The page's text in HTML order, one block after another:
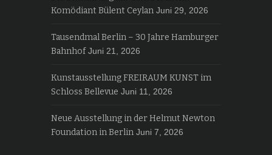
Komödiant Bülent Ceylan Juni 29, 2026
Tausendmal Berlin – 30 Jahre Hamburger
Bahnhof Juni 21, 2026
Kunstausstellung FREIRAUM KUNST im
Schloss Bellevue Juni 11, 2026
Neue Ausstellung in der Helmut Newton
Foundation in Berlin Juni 7, 2026